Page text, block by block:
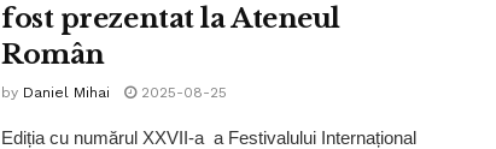
fost prezentat la Ateneul
Român
by Daniel Mihai 2025-08-25
Ediția cu numărul XXVII-a a Festivalului Internațional